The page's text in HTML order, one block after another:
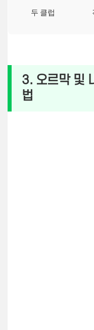
두 클럽
3. 오르막 및
법